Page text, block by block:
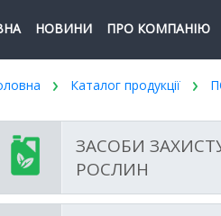
НОВИНИ ПРО КОМПАНІЮ
Каталог продукції
ЗАСОБИ
РОСЛИН